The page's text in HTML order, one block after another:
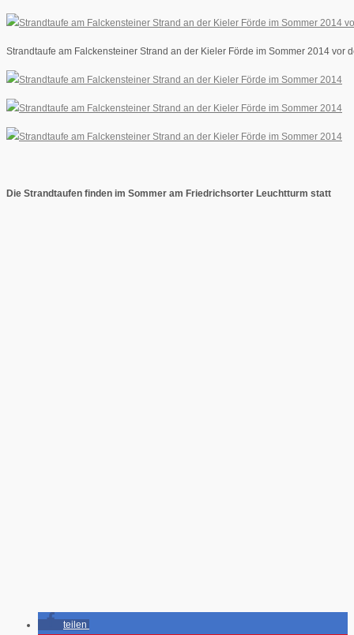
Strandtaufe am Falckensteiner Strand an der Kieler Förde im Sommer 2014 vor
Die Strandtaufen finden im Sommer am Friedrichsorter Leuchtturm statt
teilen